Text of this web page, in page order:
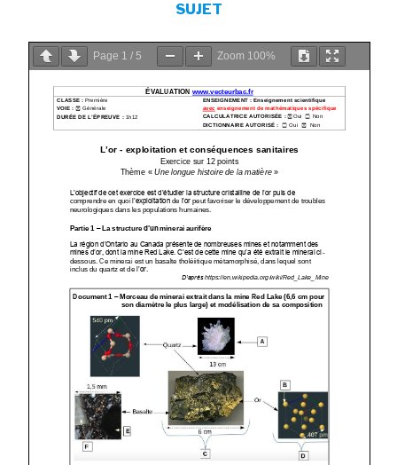
SUJET
Page 1 / 5 Zoom 100%